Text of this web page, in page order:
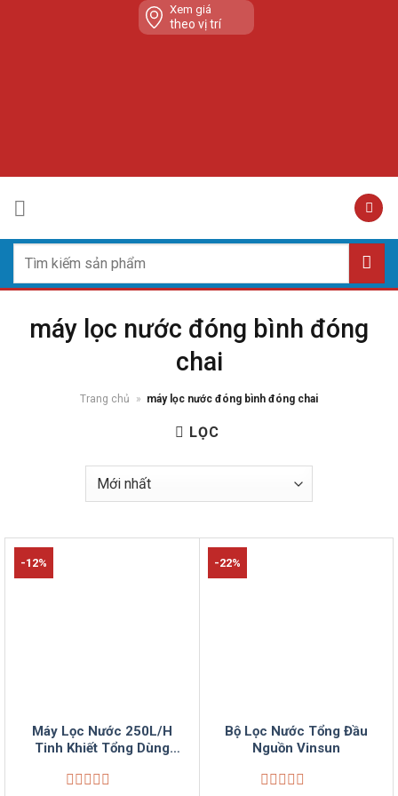
Xem giá
theo vị trí
kiếm:
máy lọc nước đóng bình đóng
chai
Trang chủ » máy lọc nước đóng bình đóng chai
LỌC
-12%
Máy Lọc Nước 250L/H
Tinh Khiết Tổng Dùng
-22%
Bộ Lọc Nước Tổng Đầu
Nguồn Vinsun